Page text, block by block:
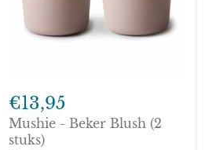
-
Beker
Blush
(2
€13,95
Mushie - Beker Blush (2
stuks)